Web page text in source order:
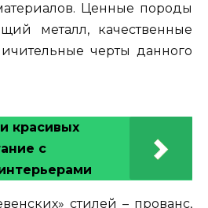
Ценные породы
металл, качественные
черты данного
красивых
с
стилей – прованс,